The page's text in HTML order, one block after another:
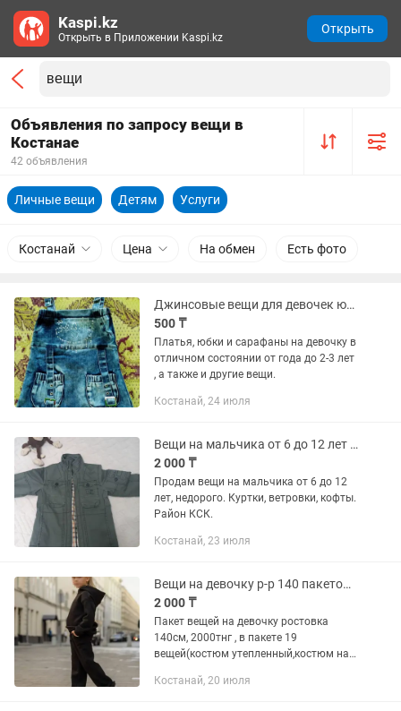
Объявления по запросу вещи в
Костанае
42 объявления
Личные вещи Детям Услуги
Костанай Цена На обмен Есть фото
Джинсовые вещи для девочек юбки
500 ₸
Платья, юбки и сарафаны на девочку в
отличном состоянии от года до 2-3 лет
, а также и другие вещи.
Костанай, 24 июля
Вещи на мальчика от 6 до 12 лет куртки, ветровки
2 000 ₸
Продам вещи на мальчика от 6 до 12
лет, недорого. Куртки, ветровки, кофты.
Район КСК.
Костанай, 23 июля
Вещи на девочку р-р 140 пакетом джинсы,футболки
2 000 ₸
Пакет вещей на девочку ростовка
140см, 2000тнг , в пакете 19
вещей(костюм утепленный,костюм на
юбочкой,джинсы,футболки,теплый
Костанай, 20 июля
Kaspi.kz
Открыть в Приложении Kaspi.kz
Открыть